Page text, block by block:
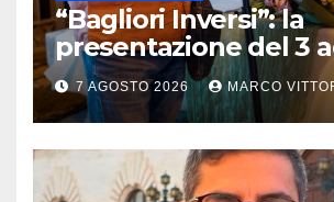
“Bagliori Inversi”: la
presentazione del 3
2026 a Pietragalla
7 AGOSTO 2026 MARCO